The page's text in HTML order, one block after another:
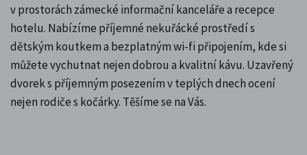
v prostorách zámecké informační kanceláře a recepce
hotelu. Nabízíme příjemné nekuřácké prostředí s
dětským koutkem a bezplatným wi-fi připojením, kde si
můžete vychutnat nejen dobrou a kvalitní kávu. Uzavřený
dvorek s příjemným posezením v teplých dnech ocení
nejen rodiče s kočárky. Těšíme se na Vás.